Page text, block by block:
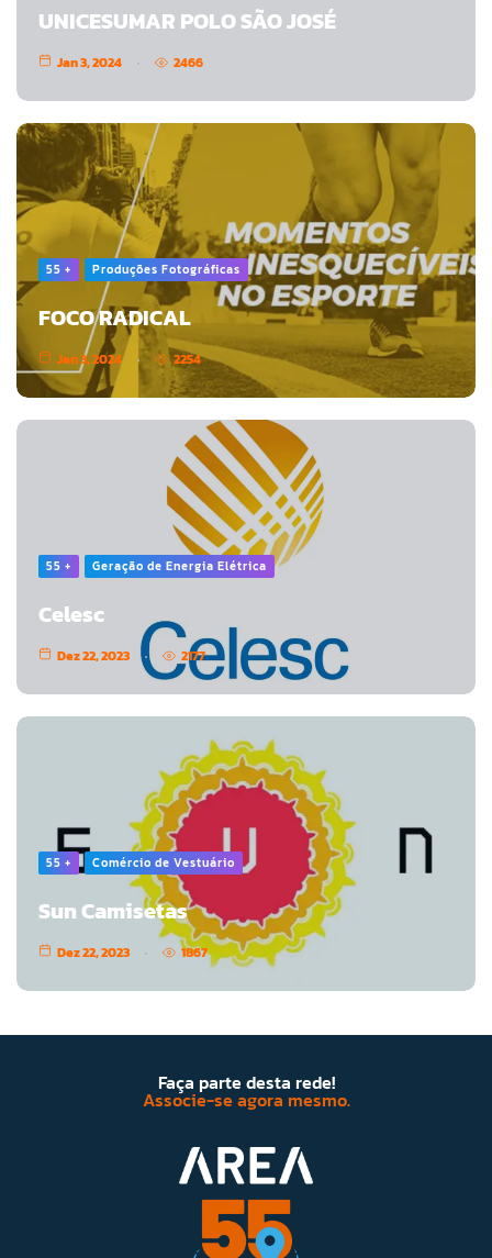
UNICESUMAR POLO SÃO JOSÉ
Jan 3, 2024 2466
55 + Produções Fotográficas
FOCO RADICAL
Jan 3, 2024 2254
55 + Geração de Energia Elétrica
Celesc
Dez 22, 2023 2177
55 + Comércio de Vestuário
Sun Camisetas
Dez 22, 2023 1867
Faça parte desta rede!
Associe-se agora mesmo.